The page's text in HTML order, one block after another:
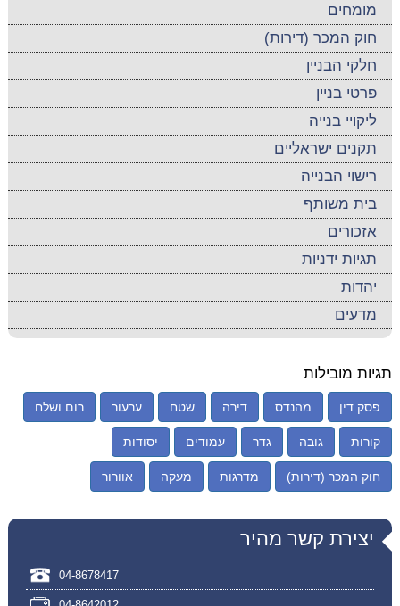
מומחים
חוק המכר (דירות)
חלקי הבניין
פרטי בניין
ליקויי בנייה
תקנים ישראליים
רישוי הבנייה
בית משותף
אזכורים
תגיות ידניות
יהדות
מדעים
תגיות מובילות
פסק דין מהנדס דירה שטח ערעור רום ושלח
קורות גובה גדר עמודים יסודות
חוק המכר (דירות) מדרגות מעקה אוורור
יצירת קשר מהיר
04-8678417